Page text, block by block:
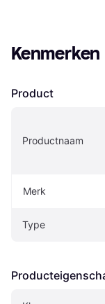
Kenmerken
Product
Productnaam
Merk
Type